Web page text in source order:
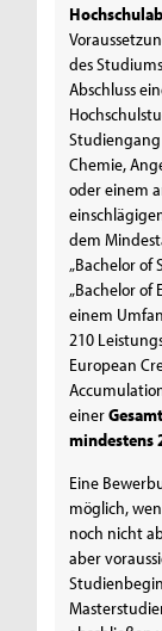
des
Abschluss
Studiengang
Chemie,
oder einem
dem
„Bachelor of
„Bachelor of
einem
210
European
einer
mindestens
Eine
möglich,
noch nicht
aber